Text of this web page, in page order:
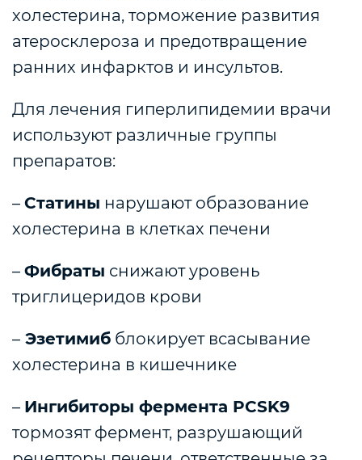
холестерина, торможение развития
атеросклероза и предотвращение
ранних инфарктов и инсультов.
Для лечения гиперлипидемии врачи
используют различные группы
препаратов:
– Статины нарушают образование
холестерина в клетках печени
– Фибраты снижают уровень
триглицеридов крови
– Эзетимиб блокирует всасывание
холестерина в кишечнике
– Ингибиторы фермента PCSK9
тормозят фермент, разрушающий